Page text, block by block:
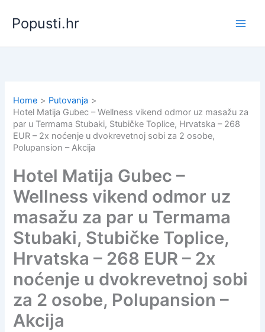
content
Popusti.hr
Home
Putovanja
Hotel Matija Gubec – Wellness vikend odmor uz masažu za
par u Termama Stubaki, Stubičke Toplice, Hrvatska – 268
EUR – 2x noćenje u dvokrevetnoj sobi za 2 osobe,
Polupansion – Akcija
Hotel Matija Gubec –
Wellness vikend odmor uz
masažu za par u Termama
Stubaki, Stubičke Toplice,
Hrvatska – 268 EUR – 2x
noćenje u dvokrevetnoj sobi
za 2 osobe, Polupansion –
Akcija